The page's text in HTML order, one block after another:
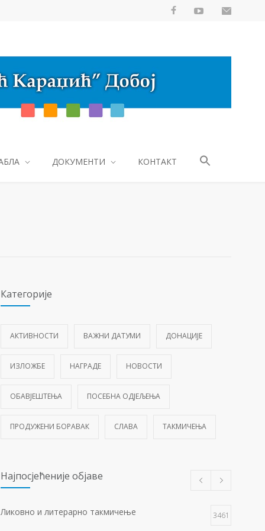
ДОКУМЕНТИ КОНТАКТ
Категорије
АКТИВНОСТИ ВАЖНИ ДАТУМИ ДОНАЦИЈЕ
ИЗЛОЖБЕ НАГРАДЕ НОВОСТИ
ОБАВЈЕШТЕЊА ПОСЕБНА ОДЈЕЉЕЊА
ПРОДУЖЕНИ БОРАВАК СЛАВА ТАКМИЧЕЊА
Најпосјећеније објаве
Ликовно и литерарно такмичење 3461